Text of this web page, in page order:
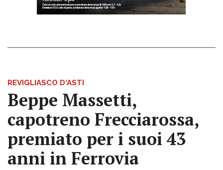
REVIGLIASCO D'ASTI
Beppe Massetti,
capotreno Frecciarossa,
premiato per i suoi 43
anni in Ferrovia